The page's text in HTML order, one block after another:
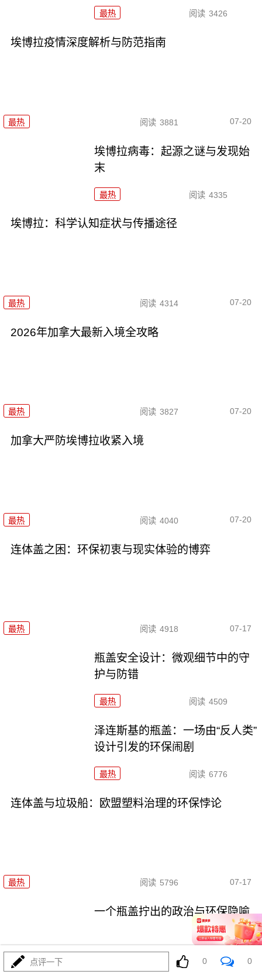
最热 阅读 3426
埃博拉疫情深度解析与防范指南
最热 阅读 3881 07-20
埃博拉病毒：起源之谜与发现始
末
最热 阅读 4335
埃博拉：科学认知症状与传播途径
最热 阅读 4314 07-20
2026年加拿大最新入境全攻略
最热 阅读 3827 07-20
加拿大严防埃博拉收紧入境
最热 阅读 4040 07-20
连体盖之困：环保初衷与现实体验的博弈
最热 阅读 4918 07-17
瓶盖安全设计：微观细节中的守
护与防错
最热 阅读 4509
泽连斯基的瓶盖：一场由“反人类”
设计引发的环保闹剧
最热 阅读 6776
连体盖与垃圾船：欧盟塑料治理的环保悖论
最热 阅读 5796 07-17
一个瓶盖拧出的政治与环保隐喻
最热 4925
点评一下 0 0